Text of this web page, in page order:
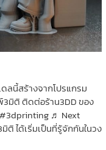
ลนี้สร้างจากโปรแกรม
3มิติ ติดต่อร้าน3DD ของ
♬ Next
ติ ได้เริ่มเป็นที่รู้จักกันในวง